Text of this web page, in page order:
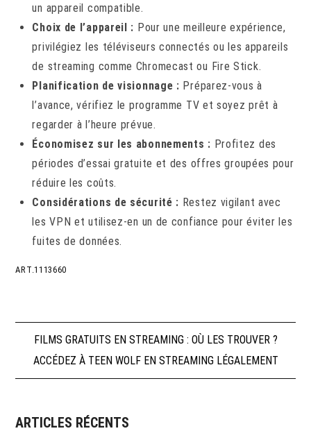
un appareil compatible.
Choix de l’appareil : Pour une meilleure expérience,
privilégiez les téléviseurs connectés ou les appareils
de streaming comme Chromecast ou Fire Stick.
Planification de visionnage : Préparez-vous à
l’avance, vérifiez le programme TV et soyez prêt à
regarder à l’heure prévue.
Économisez sur les abonnements : Profitez des
périodes d’essai gratuite et des offres groupées pour
réduire les coûts.
Considérations de sécurité : Restez vigilant avec
les VPN et utilisez-en un de confiance pour éviter les
fuites de données.
ART.1113660
Navigation
de
l’article
FILMS GRATUITS EN STREAMING : OÙ LES TROUVER ?
ACCÉDEZ À TEEN WOLF EN STREAMING LÉGALEMENT
ARTICLES RÉCENTS